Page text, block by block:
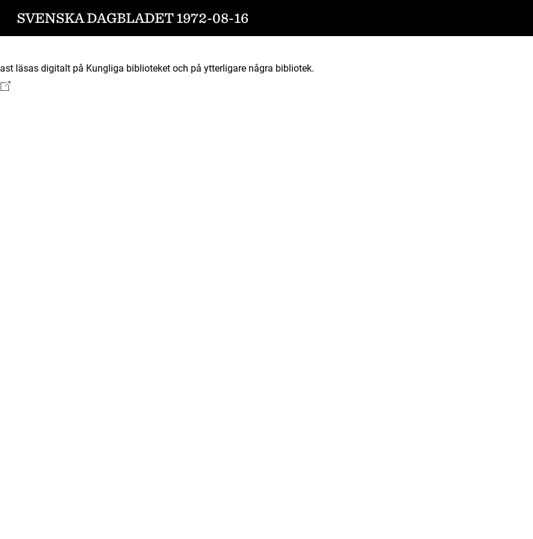
SVENSKA DAGBLADET 1972-08-16
läsas digitalt på Kungliga biblioteket och på ytterligare några bibliotek.